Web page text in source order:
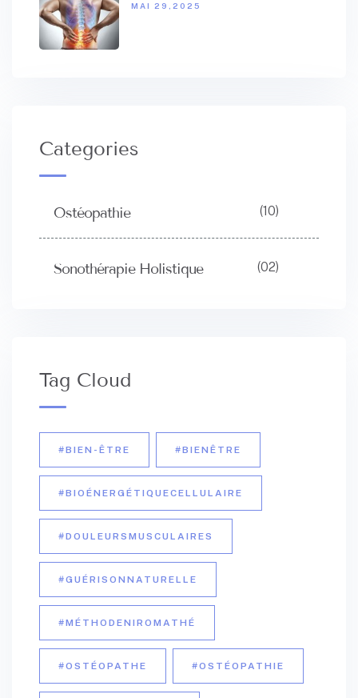
MAI 29,2025
Categories
Ostéopathie (10)
Sonothérapie Holistique (02)
Tag Cloud
#BIEN-ÊTRE #BIENÊTRE
#BIOÉNERGÉTIQUECELLULAIRE
#DOULEURSMUSCULAIRES
#GUÉRISONNATURELLE
#MÉTHODENIROMATHÉ
#OSTÉOPATHE #OSTÉOPATHIE